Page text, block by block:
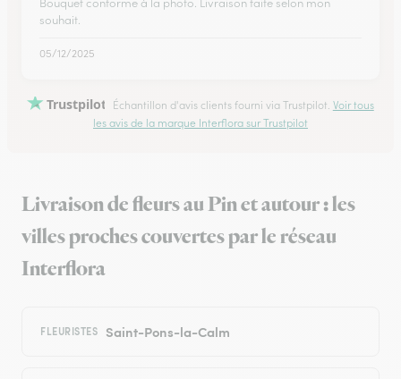
Bouquet conforme à la photo. Livraison faite selon mon
souhait.
05/12/2025
Trustpilot Échantillon d'avis clients fourni via Trustpilot. Voir tous
les avis de la marque Interflora sur Trustpilot
Livraison de fleurs au Pin et autour : les
villes proches couvertes par le réseau
Interflora
FLEURISTES Saint-Pons-la-Calm